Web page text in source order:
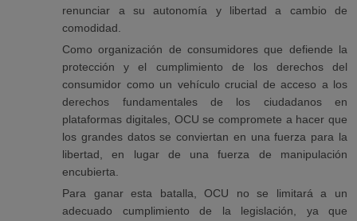
renunciar a su autonomía y libertad a cambio de
comodidad.
Como organización de consumidores que defiende la
protección y el cumplimiento de los derechos del
consumidor como un vehículo crucial de acceso a los
derechos fundamentales de los ciudadanos en
plataformas digitales, OCU se compromete a hacer que
los grandes datos se conviertan en una fuerza para la
libertad, en lugar de una fuerza de manipulación
encubierta.
Para ganar esta batalla, OCU no se limitará a un
adecuado cumplimiento de la legislación, ya que